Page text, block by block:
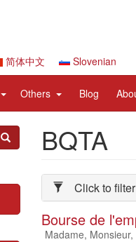
简体中文 Slovenian
expand
items
Others expand
items
Blog
搜索 BQTA
Click to
Bourse de
Madame,